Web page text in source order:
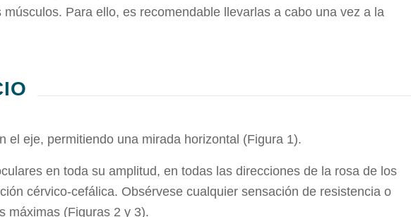
Para ello, es recomendable llevarlas a cabo una vez a la
el eje, permitiendo una mirada horizontal (Figura 1).
en toda su amplitud, en todas las direcciones de la rosa de los
cérvico-cefálica. Obsérvese cualquier sensación de resistencia o
máximas (Figuras 2 y 3).